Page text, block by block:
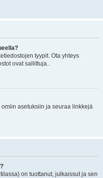
tyypit. Ota yhteys
ovat sallittuja..
asetuksiin ja seuraa linkkejä
on tuottanut, julkaissut ja sen